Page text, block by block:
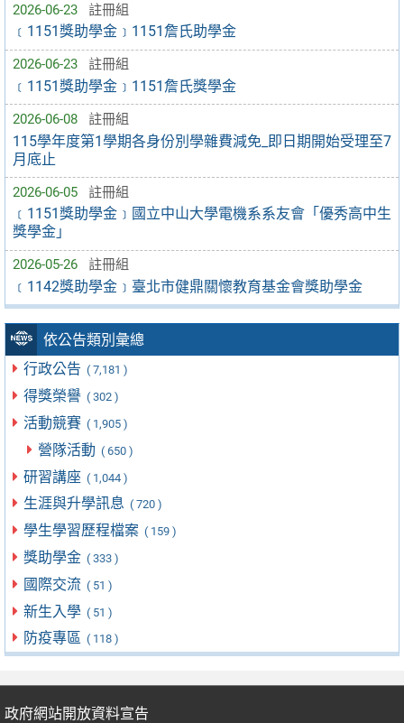
2026-06-23 註冊組
﹝1151獎助學金﹞1151詹氏助學金
2026-06-23 註冊組
﹝1151獎助學金﹞1151詹氏獎學金
2026-06-08 註冊組
115學年度第1學期各身份別學雜費減免_即日期開始受理至7
月底止
2026-06-05 註冊組
﹝1151獎助學金﹞國立中山大學電機系系友會「優秀高中生
獎學金」
2026-05-26 註冊組
﹝1142獎助學金﹞臺北市健鼎關懷教育基金會獎助學金
依公告類別彙總
行政公告 ( 7,181 )
得獎榮譽 ( 302 )
活動競賽 ( 1,905 )
營隊活動 ( 650 )
研習講座 ( 1,044 )
生涯與升學訊息 ( 720 )
學生學習歷程檔案 ( 159 )
獎助學金 ( 333 )
國際交流 ( 51 )
新生入學 ( 51 )
防疫專區 ( 118 )
政府網站開放資料宣告